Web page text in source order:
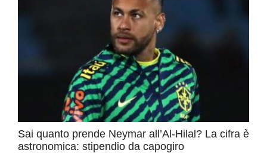
Sai quanto prende Neymar all’Al-Hilal? La cifra è
astronomica: stipendio da capogiro